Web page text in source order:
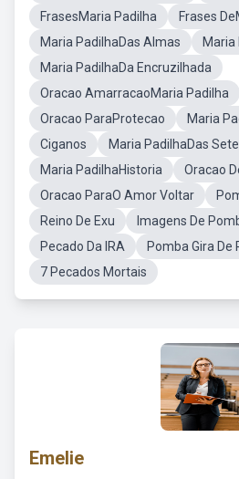
FrasesMaria Padilha
Frases
Maria PadilhaDas Almas
Maria
Maria PadilhaDa Encruzilhada
Oracao AmarracaoMaria Padilha
Oracao ParaProtecao
Maria
Ciganos
Maria PadilhaDas
Maria PadilhaHistoria
Oracao
Oracao ParaO Amor Voltar
Reino De Exu
Imagens De
Pecado Da IRA
Pomba Gira De
7 Pecados Mortais
Emelie